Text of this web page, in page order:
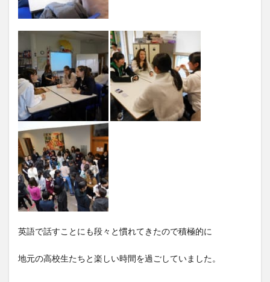
英語で話すことにも段々と慣れてきたので積極的に
地元の高校生たちと楽しい時間を過ごしていました。